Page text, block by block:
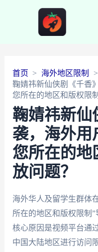
首页
海外地区限制
鞠婧祎新仙侠剧《千香
您所在的地区和版权限
鞠婧祎新仙
袭，海外用
您所在的地
放问题？
海外华人及留学生群体
所在的地区和版权限制
核心原因是视频平台通
中国大陆地区进行访问